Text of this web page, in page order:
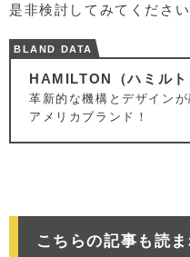
是非検討してみてください
BLAND DATA
HAMILTON（ハミルト
革新的な機構とデザイン
アメリカブランド！
こちらの記事も読